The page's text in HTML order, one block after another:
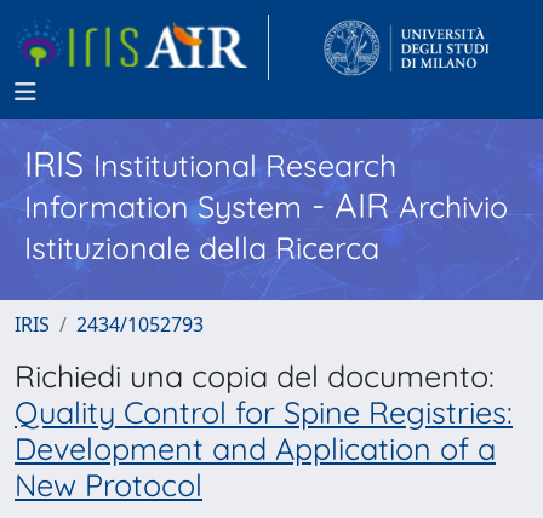
IRISInstitutional Research
Information System - AIR Archivio
Istituzionale della Ricerca
IRIS 2434/1052793
Richiedi una copia del documento:
Quality Control for Spine Registries:
Development and Application of a
New Protocol